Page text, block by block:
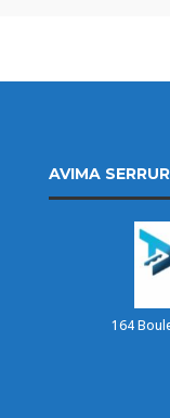
AVIMA
164